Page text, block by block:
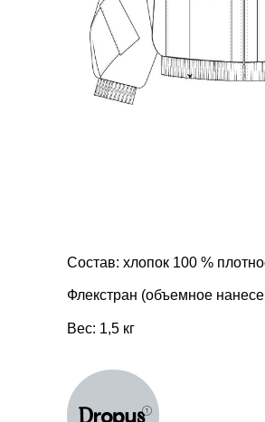
Состав: хлопок 100 %
Флекстран (объемное
Вес: 1,5 кг